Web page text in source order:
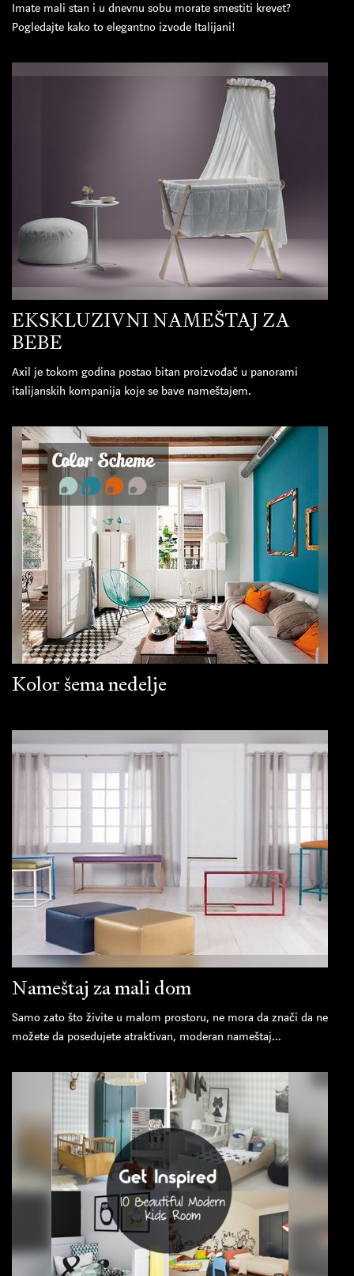
Imate mali stan i u dnevnu sobu morate smestiti krevet?
Pogledajte kako to elegantno izvode Italijani!
EKSKLUZIVNI NAMEŠTAJ ZA
BEBE
Axil je tokom godina postao bitan proizvođač u panorami
italijanskih kompanija koje se bave nameštajem.
Kolor šema nedelje
Nameštaj za mali dom
Samo zato što živite u malom prostoru, ne mora da znači da ne
možete da posedujete atraktivan, moderan nameštaj...